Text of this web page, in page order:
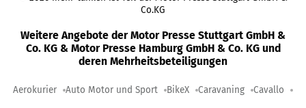
Co.KG
Weitere Angebote der Motor Presse Stuttgart GmbH &
Co. KG & Motor Presse Hamburg GmbH & Co. KG und
deren Mehrheitsbeteiligungen
Aerokurier Auto Motor und Sport BikeX Caravaning Cavallo